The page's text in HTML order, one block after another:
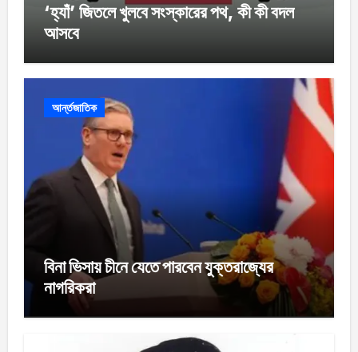
‘হ্যাঁ’ জিতলে খুলবে সংস্কারের পথ, কী কী বদল
আসবে
আর্ন্তজাতিক
বিনা ভিসায় চীনে যেতে পারবেন যুক্তরাজ্যের
নাগরিকরা